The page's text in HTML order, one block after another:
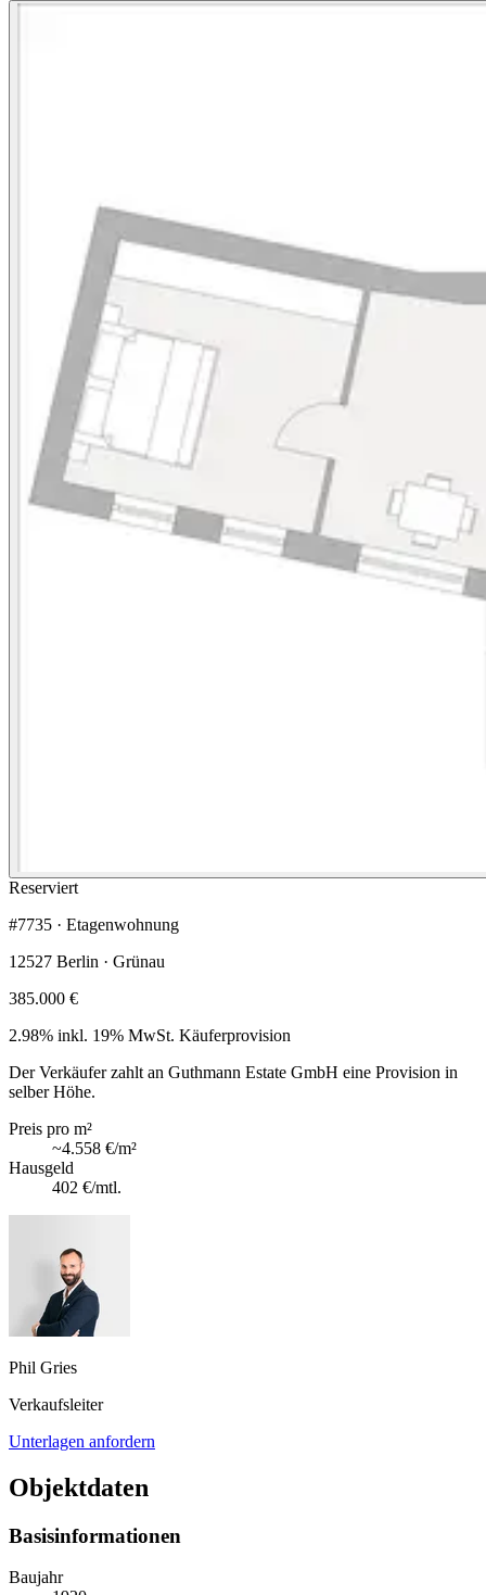
Reserviert
#7735 · Etagenwohnung
12527 Berlin · Grünau
385.000 €
2.98% inkl. 19% MwSt. Käuferprovision
Der Verkäufer zahlt an Guthmann Estate GmbH eine Provision in
selber Höhe.
Preis pro m²
~4.558 €/m²
Hausgeld
402 €/mtl.
Phil Gries
Verkaufsleiter
Unterlagen anfordern
Objektdaten
Basisinformationen
Baujahr